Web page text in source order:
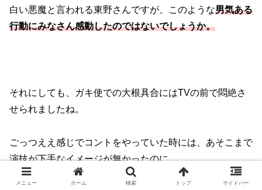
白い悪魔と言われる東野さんですが、このような男気ある
行動にみなさん感動したのではないでしょうか。
それにしても、ガキ使での大根具合にはTVの前で悶絶さ
せられましたね。
ごっつええ感じでコントをやっていた時には、あそこまで
演技が下手なイメージが無かったのに…
メニュー ホーム 検索 トップ サイドバー